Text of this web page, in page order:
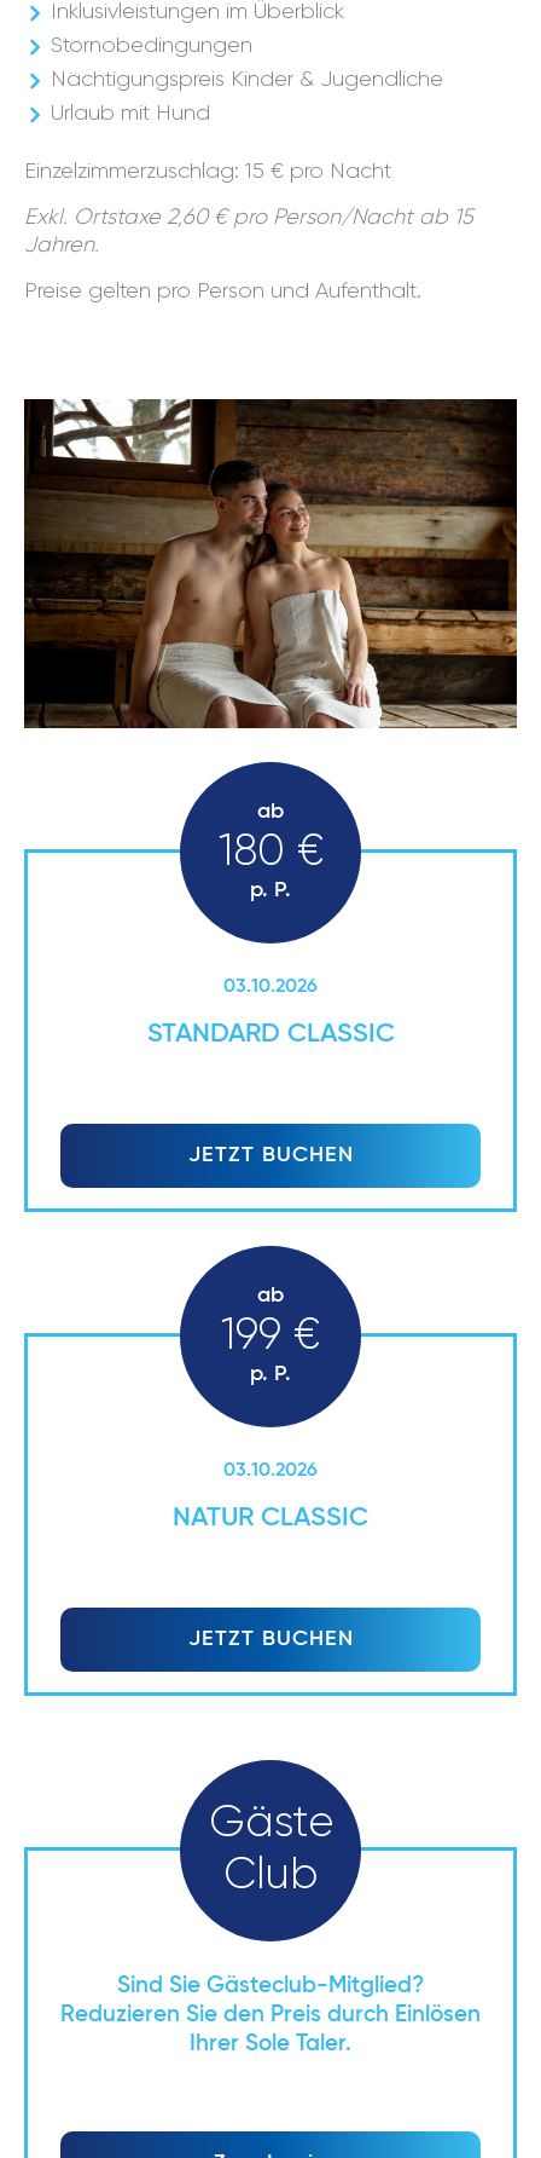
Inklusivleistungen im Überblick
Stornobedingungen
Nächtigungspreis Kinder & Jugendliche
Urlaub mit Hund
Einzelzimmerzuschlag: 15 € pro Nacht
Exkl. Ortstaxe 2,60 € pro Person/Nacht ab 15
Jahren.
Preise gelten pro Person und Aufenthalt.
ab
180 €
p. P.
03.10.2026
STANDARD CLASSIC
JETZT BUCHEN
ab
199 €
p. P.
03.10.2026
NATUR CLASSIC
JETZT BUCHEN
Gäste
Club
Sind Sie Gästeclub-Mitglied?
Reduzieren Sie den Preis durch Einlösen
Ihrer Sole Taler.